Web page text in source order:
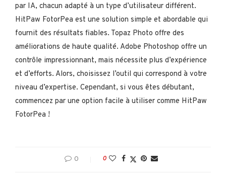
par IA, chacun adapté à un type d’utilisateur différent.
HitPaw FotorPea est une solution simple et abordable qui
fournit des résultats fiables. Topaz Photo offre des
améliorations de haute qualité. Adobe Photoshop offre un
contrôle impressionnant, mais nécessite plus d’expérience
et d’efforts. Alors, choisissez l’outil qui correspond à votre
niveau d’expertise. Cependant, si vous êtes débutant,
commencez par une option facile à utiliser comme HitPaw
FotorPea !
0 0